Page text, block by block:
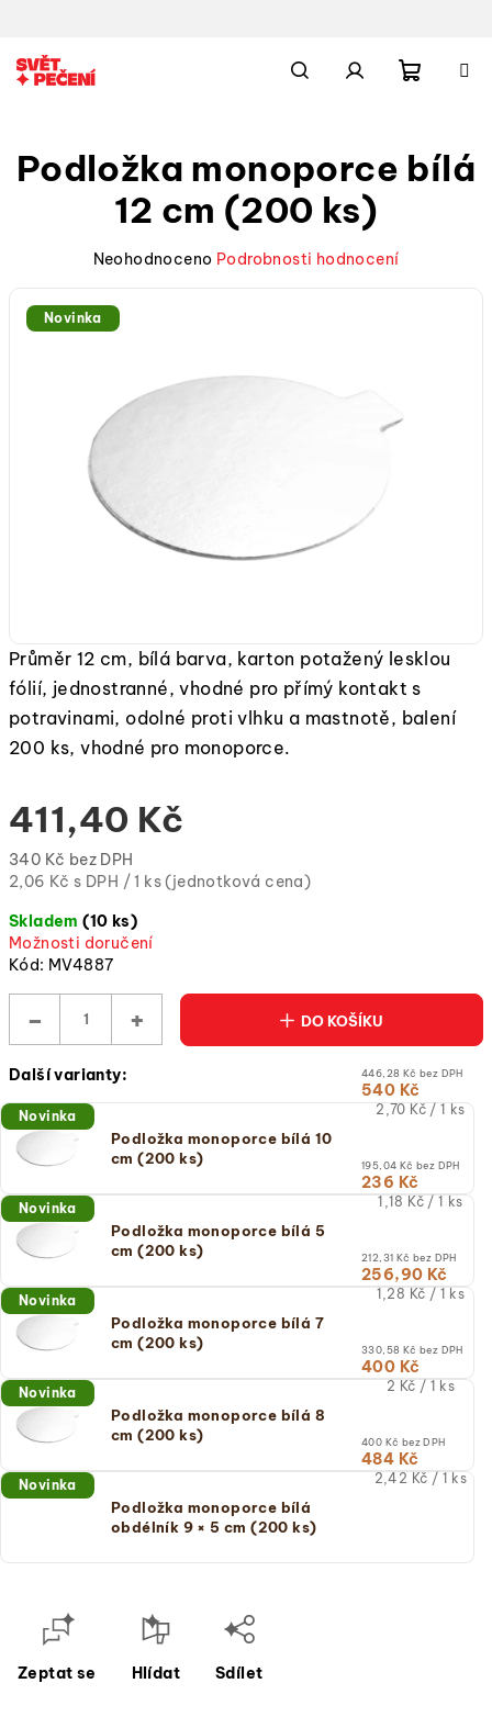
na
obsah
košík
Průměr 12 cm, bílá barva, karton potažený lesklou
fólií, jednostranné, vhodné pro přímý kontakt s
potravinami, odolné proti vlhku a mastnotě, balení
200 ks, vhodné pro monoporce.
411,40 Kč
340 Kč bez DPH
Měrná
(jednotková
cena)
2,06 Kč s DPH / 1 ks (jednotková cena)
Skladem(10 ks)
Možnosti doručení
Kód: MV4887
+
− DO KOŠÍKU
Další varianty:
Novinka
Podložka monoporce bílá 10
cm (200 ks)
446,28 Kč bez DPH
540 Kč
Měrná
cena)
2,70 Kč / 1 ks
Novinka
Podložka monoporce bílá 5
cm (200 ks)
195,04 Kč bez DPH
236 Kč
Měrná
cena)
1,18 Kč / 1 ks
Novinka
Podložka monoporce bílá 7
cm (200 ks)
212,31 Kč bez DPH
256,90 Kč
Měrná
cena)
1,28 Kč / 1 ks
Novinka
Podložka monoporce bílá 8
cm (200 ks)
330,58 Kč bez DPH
400 Kč
Měrná
cena)
2 Kč / 1 ks
Novinka
Podložka monoporce bílá
obdélník 9 × 5 cm (200 ks)
400 Kč bez DPH
484 Kč
Měrná
2,42 Kč / 1 ks
Zeptat se Hlídat Sdílet
Podložka monoporce bílá
12 cm (200 ks)
Průměrné
produktu
je
hvězdiček.
Neohodnoceno Podrobnosti hodnocení
Novinka